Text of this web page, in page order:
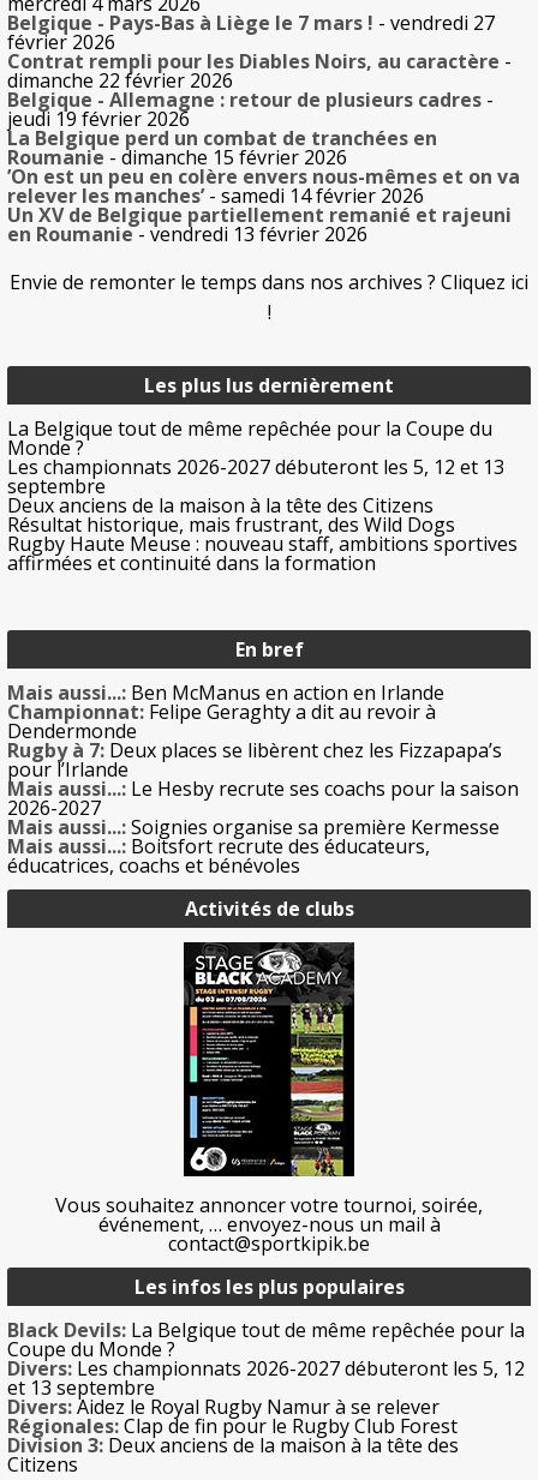
Les plus lus dernièrement
La Belgique tout de même repêchée pour la Coupe du
Monde ?
Les championnats 2026-2027 débuteront les 5, 12 et 13
septembre
Deux anciens de la maison à la tête des Citizens
Résultat historique, mais frustrant, des Wild Dogs
Rugby Haute Meuse : nouveau staff, ambitions sportives
affirmées et continuité dans la formation
Belgique - Pays-Bas à Liège le 7 mars ! - vendredi 27
février 2026
Contrat rempli pour les Diables Noirs, au caractère -
dimanche 22 février 2026
Belgique - Allemagne : retour de plusieurs cadres -
jeudi 19 février 2026
La Belgique perd un combat de tranchées en
Roumanie - dimanche 15 février 2026
’On est un peu en colère envers nous-mêmes et on va
relever les manches’- samedi 14 février 2026
Un XV de Belgique partiellement remanié et rajeuni
en Roumanie- vendredi 13 février 2026
Envie de remonter le temps dans nos archives ? Cliquez ici
!
En bref
Mais aussi...: Ben McManus en action en Irlande
Championnat: Felipe Geraghty a dit au revoir à
Dendermonde
Rugby à 7: Deux places se libèrent chez les Fizzapapa’s
pour l’Irlande
Mais aussi...: Le Hesby recrute ses coachs pour la saison
2026-2027
Mais aussi...:Soignies organise sa première Kermesse
Mais aussi...: Boitsfort recrute des éducateurs,
éducatrices, coachs et bénévoles
Activités de clubs
Vous souhaitez annoncer votre tournoi, soirée,
événement, … envoyez-nous un mail à
contact@sportkipik.be
Les infos les plus populaires
Black Devils: La Belgique tout de même repêchée pour la
Coupe du Monde ?
Divers: Les championnats 2026-2027 débuteront les 5, 12
et 13 septembre
Divers:Aidez le Royal Rugby Namur à se relever
Régionales:Clap de fin pour le Rugby Club Forest
Division 3: Deux anciens de la maison à la tête des
Citizens